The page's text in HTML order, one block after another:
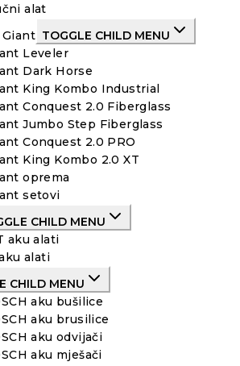
alat
TOGGLE CHILD MENU
Leveler
Dark Horse
King Kombo Industrial
Conquest 2.0 Fiberglass
Jumbo Step Fiberglass
Conquest 2.0 PRO
King Kombo 2.0 XT
oprema
setovi
CHILD MENU
aku alati
alati
CHILD MENU
aku bušilice
aku brusilice
aku odvijači
aku mješači